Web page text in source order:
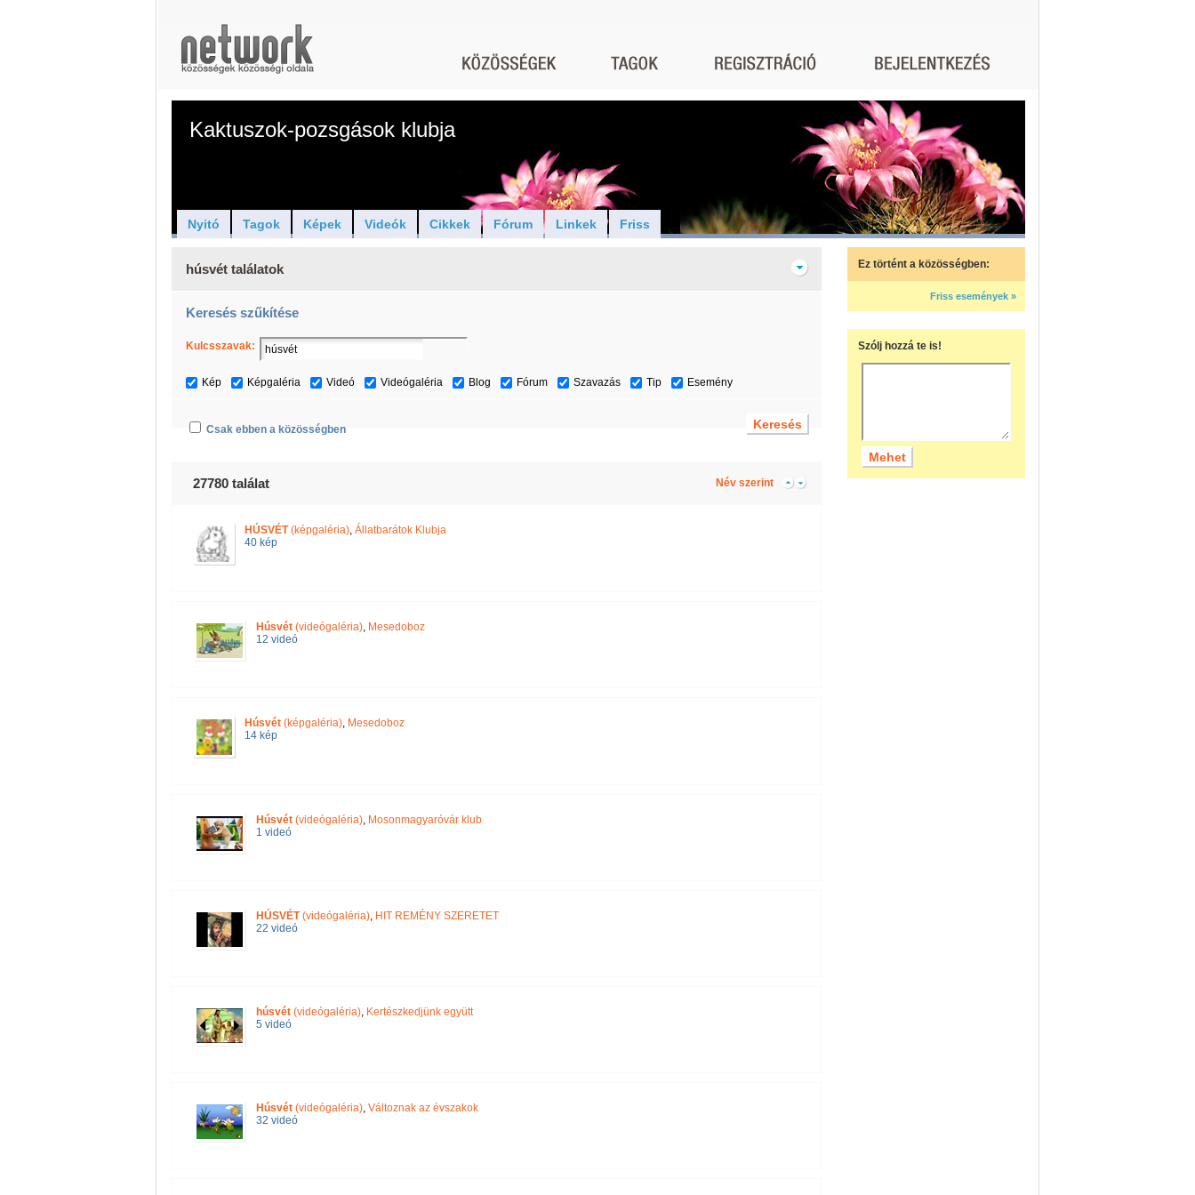
Kaktuszok-pozsgások klubja
Nyitó Tagok Képek Videók Cikkek Fórum Linkek Friss
húsvét találatok
Keresés szűkítése
Kulcsszavak:
Kép Képgaléria Videó Videógaléria Blog Fórum Szavazás Tip Esemény
Csak ebben a közösségben
27780 találat Név szerint
HÚSVÉT(képgaléria), Állatbarátok Klubja
40 kép
Húsvét (videógaléria), Mesedoboz
12 videó
Húsvét (képgaléria), Mesedoboz
14 kép
Húsvét (videógaléria), Mosonmagyaróvár klub
1 videó
HÚSVÉT(videógaléria), HIT REMÉNY SZERETET
22 videó
húsvét (videógaléria), Kertészkedjünk együtt
5 videó
Húsvét (videógaléria), Változnak az évszakok
32 videó
Ez történt a közösségben:
Friss események »
Szólj hozzá te is!